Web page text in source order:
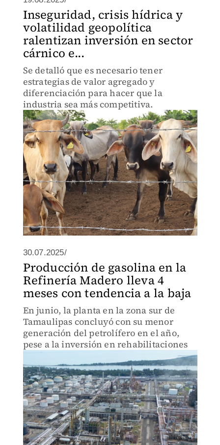
Inseguridad, crisis hídrica y
volatilidad geopolítica
ralentizan inversión en sector
cárnico e...
Se detalló que es necesario tener
estrategias de valor agregado y
diferenciación para hacer que la
industria sea más competitiva.
30.07.2025/
Producción de gasolina en la
Refinería Madero lleva 4
meses con tendencia a la baja
En junio, la planta en la zona sur de
Tamaulipas concluyó con su menor
generación del petrolífero en el año,
pese a la inversión en rehabilitaciones